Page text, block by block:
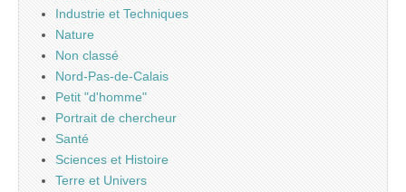
Industrie et Techniques
Nature
Non classé
Nord-Pas-de-Calais
Petit "d'homme"
Portrait de chercheur
Santé
Sciences et Histoire
Terre et Univers